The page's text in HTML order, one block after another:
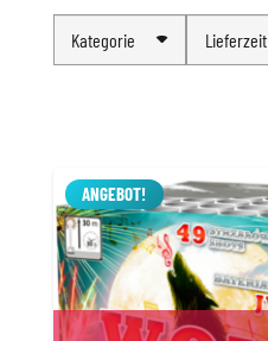
Kategorie Lieferzeit
ANGEBOT!